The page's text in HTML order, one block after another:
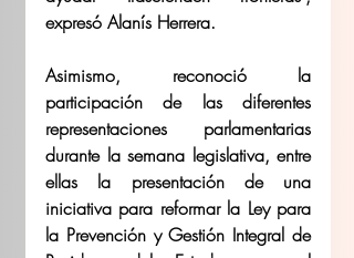
expresó Alanís Herrera.
Asimismo, reconoció la
participación de las diferentes
representaciones parlamentarias
durante la semana legislativa, entre
ellas la presentación de una
iniciativa para reformar la Ley para
la Prevención y Gestión Integral de